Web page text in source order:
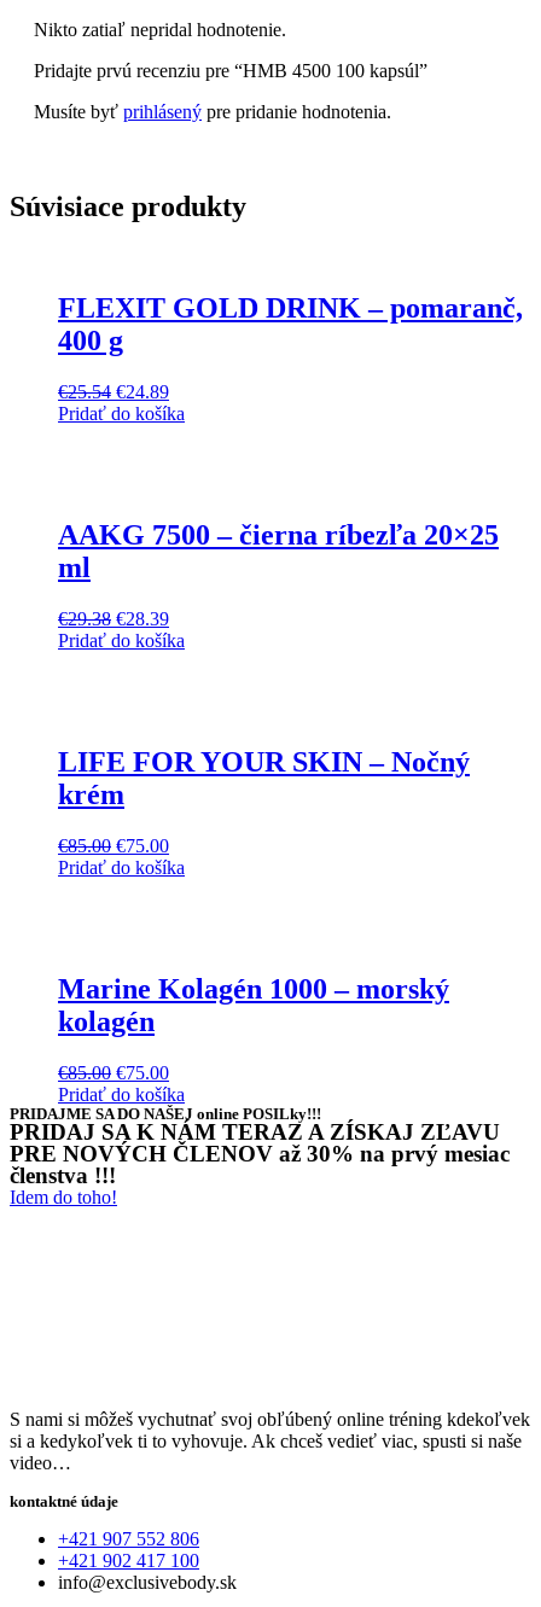
Nikto zatiaľ nepridal hodnotenie.
Pridajte prvú recenziu pre “HMB 4500 100 kapsúl”
Musíte byť prihlásený pre pridanie hodnotenia.
Súvisiace produkty
FLEXIT GOLD DRINK – pomaranč,
400 g
€25.54 €24.89
Pridať do košíka
AAKG 7500 – čierna ríbezľa 20×25
ml
€29.38 €28.39
Pridať do košíka
LIFE FOR YOUR SKIN – Nočný
krém
€85.00 €75.00
Pridať do košíka
Marine Kolagén 1000 – morský
kolagén
€85.00 €75.00
Pridať do košíka
PRIDAJME SA DO NAŠEJ online POSILky!!!
PRIDAJ SA K NÁM TERAZ A ZÍSKAJ ZĽAVU
PRE NOVÝCH ČLENOV až 30% na prvý mesiac
členstva !!!
Idem do toho!
S nami si môžeš vychutnať svoj obľúbený online tréning kdekoľvek
si a kedykoľvek ti to vyhovuje. Ak chceš vedieť viac, spusti si naše
video…
kontaktné údaje
+421 907 552 806
+421 902 417 100
info@exclusivebody.sk